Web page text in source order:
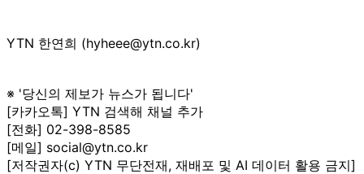
YTN 한연희 (hyheee@ytn.co.kr)
※ '당신의 제보가 뉴스가 됩니다'
[카카오톡] YTN 검색해 채널 추가
[전화] 02-398-8585
[메일] social@ytn.co.kr
[저작권자(c) YTN 무단전재, 재배포 및 AI 데이터 활용 금지]